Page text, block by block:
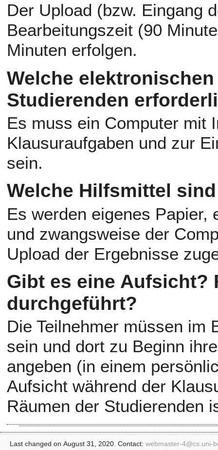
Der Upload (bzw. Eingang
Bearbeitungszeit (90
Minuten erfolgen.
Welche
Studierenden
Es muss ein Computer mit
Klausuraufgaben und zur
sein.
Welche Hilfsmittel
Es werden eigenes Papier,
und zwangsweise der
Upload der Ergebnisse
Gibt es eine Aufsicht?
durchgeführt?
Die Teilnehmer müssen im
sein und dort zu Beginn
angeben (in einem
Aufsicht während der
Räumen der Studierenden
Last changed on August 31, 2020. Contact: webmaster-4@cs.uni-